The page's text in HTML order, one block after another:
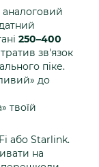
250–400
зв'язок
піке.
до
твоїй
або Starlink.
на